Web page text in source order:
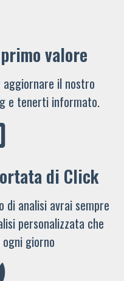
valore
il nostro
e tenerti informato.
di Click
di analisi avrai sempre
personalizzata che
giorno